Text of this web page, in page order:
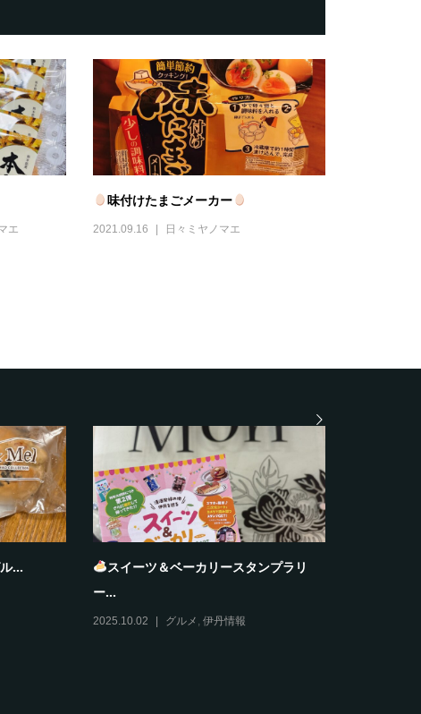
エ
味付けたまごメーカー
2021.09.16 日々ミヤノマエ
...
スイーツ＆ベーカリースタンプラリ
ー...
2025.10.02 グルメ 伊丹情報